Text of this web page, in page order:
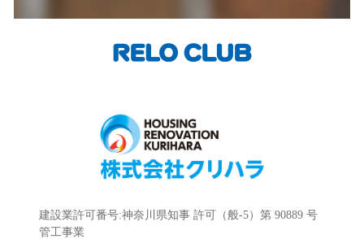
建設業許可番号:神奈川県知事 許可（般-5）第 90889 号
管工事業